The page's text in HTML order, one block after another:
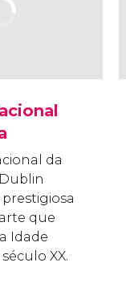
da
que
Idade
XX.